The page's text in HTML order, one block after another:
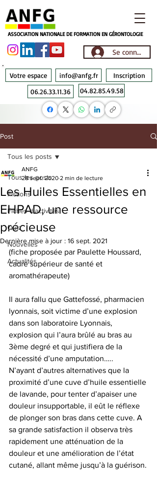
ASSOCIATION NATIONALE DE FORMATION EN GÉRONTOLOGIE
Se connecter
Votre espace info@anfg.fr
Inscription
06.26.33.11.36
04.82.85.49.58
Post
Tous les posts
Fictions
Fiches d'activités
Quiz
Nouvelles
Actualités
Tous les posts
Les Huiles Essentielles en
EHPAD, une ressource
précieuse
ANFG
28 sept. 2020 2 min de lecture
Dernière mise à jour : 16 sept. 2021
(fiche proposée par Paulette Houssard,
cadre supérieur de santé et
aromathérapeute)
Il aura fallu que Gattefossé, pharmacien
lyonnais, soit victime d’une explosion
dans son laboratoire Lyonnais,
explosion qui l’aura brûlé au bras au
3ème degré et qui justifiera de la
nécessité d’une amputation…..
N’ayant d’autres alternatives que la
proximité d’une cuve d’huile essentielle
de lavande, pour tenter d’apaiser une
douleur insupportable, il eût le réflexe
de plonger son bras dans cette cuve. A
sa grande satisfaction il observa très
rapidement une atténuation de la
douleur et une amélioration de l’état
cutané, allant même jusqu’à la guérison.